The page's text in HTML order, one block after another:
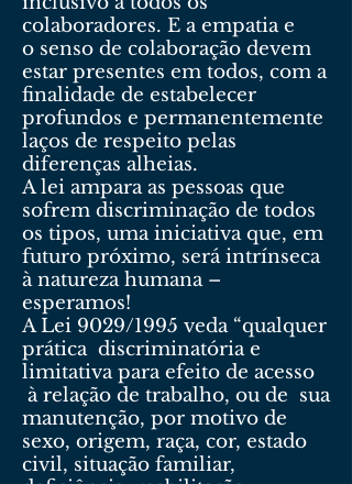
colaboradores. E a empatia e
o senso de colaboração devem
estar presentes em todos, com a
finalidade de estabelecer
profundos e permanentemente
laços de respeito pelas
diferenças alheias.
A lei ampara as pessoas que
sofrem discriminação de todos
os tipos, uma iniciativa que, em
futuro próximo, será intrínseca
à natureza humana –
esperamos!
A Lei 9029/1995 veda “qualquer
prática discriminatória e
limitativa para efeito de acesso
à relação de trabalho, ou de sua
manutenção, por motivo de
sexo, origem, raça, cor, estado
civil, situação familiar,